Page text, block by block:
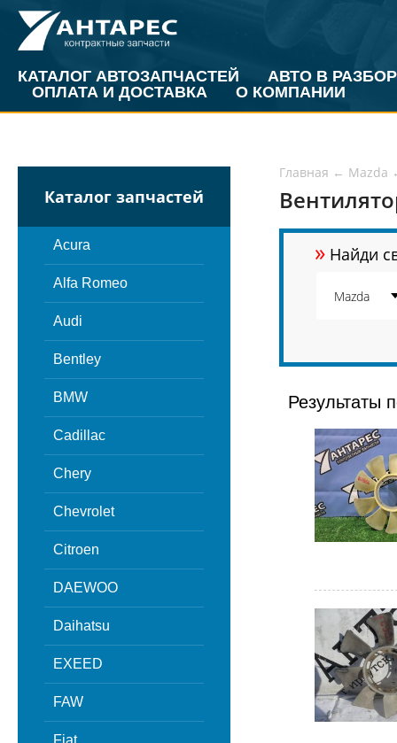
КАТАЛОГ АВТОЗАПЧАСТЕЙ
АВТО В РАЗБОР
ОПЛАТА И ДОСТАВКА
О КОМПАНИИ
Каталог запчастей
Acura
Alfa Romeo
Audi
Bentley
BMW
Cadillac
Chery
Chevrolet
Citroen
DAEWOO
Daihatsu
EXEED
FAW
Fiat
Главная ← Mazda
» Найди
Результаты